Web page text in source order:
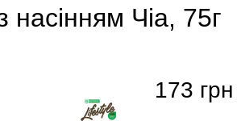
Чіа, 75г
173 грн